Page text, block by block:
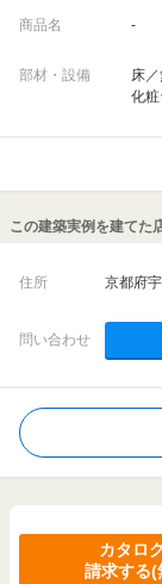
商品名 -
部材・設備
床
化
この建築実例を建てた
住所 京都府
問い合わせ
カタロ
請求する(